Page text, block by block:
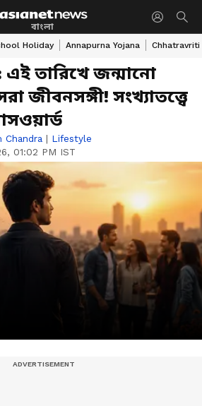
বাংলা
Holiday Annapurna Yojana Chhatravriti
তারিখে জন্মানো
জীবনসঙ্গী! সংখ্যাতত্ত্বে
Chandra | Lifestyle
01:02 PM IST